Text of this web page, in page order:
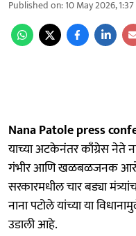
Published on:10 May 2026,
Nana Patole press
याच्या अटकेनंतर काँग्रेस नेते
गंभीर आणि खळबळजनक
सरकारमधील चार बड्या
नाना पटोले यांच्या या
उडाली आहे.